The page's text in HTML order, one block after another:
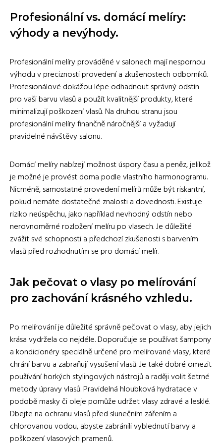
Profesionální vs. domácí melíry:
výhody a nevýhody.
Profesionální melíry prováděné v salonech mají nespornou
výhodu v preciznosti provedení a zkušenostech odborníků.
Profesionálové dokážou lépe odhadnout správný odstín
pro vaši barvu vlasů a použít kvalitnější produkty, které
minimalizují poškození vlasů. Na druhou stranu jsou
profesionální melíry finančně náročnější a vyžadují
pravidelné návštěvy salonu.
Domácí melíry nabízejí možnost úspory času a peněz, jelikož
je možné je provést doma podle vlastního harmonogramu.
Nicméně, samostatné provedení melírů může být riskantní,
pokud nemáte dostatečné znalosti a dovednosti. Existuje
riziko neúspěchu, jako například nevhodný odstín nebo
nerovnoměrné rozložení melíru po vlasech. Je důležité
zvážit své schopnosti a předchozí zkušenosti s barvením
vlasů před rozhodnutím se pro domácí melír.
Jak pečovat o vlasy po melírování
pro zachování krásného vzhledu.
Po melírování je důležité správně pečovat o vlasy, aby jejich
krása vydržela co nejdéle. Doporučuje se používat šampony
a kondicionéry speciálně určené pro melírované vlasy, které
chrání barvu a zabraňují vysušení vlasů. Je také dobré omezit
používání horkých stylingových nástrojů a raději volit šetrné
metody úpravy vlasů. Pravidelná hloubková hydratace v
podobě masky či oleje pomůže udržet vlasy zdravé a lesklé.
Dbejte na ochranu vlasů před slunečním zářením a
chlorovanou vodou, abyste zabránili vyblednutí barvy a
poškození vlasových pramenů.